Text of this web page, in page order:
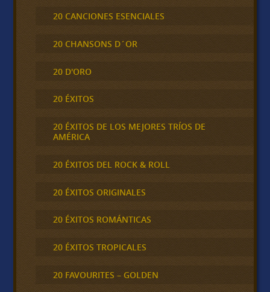
20 CANCIONES ESENCIALES
20 CHANSONS D´OR
20 D'ORO
20 ÉXITOS
20 ÉXITOS DE LOS MEJORES TRÍOS DE
AMÉRICA
20 ÉXITOS DEL ROCK & ROLL
20 ÉXITOS ORIGINALES
20 ÉXITOS ROMÁNTICAS
20 ÉXITOS TROPICALES
20 FAVOURITES – GOLDEN